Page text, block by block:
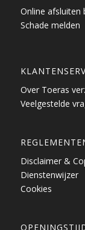
Online afsluiten
Schade melden
Over Toeras
Veelgestelde
Disclaimer &
Dienstenwijzer
Cookies